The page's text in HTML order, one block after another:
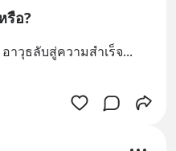
รือ?
วุธลับสู่ความสำเร็จ...